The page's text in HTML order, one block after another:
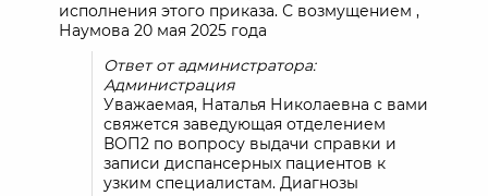
исполнения этого приказа. С возмущением ,
Наумова 20 мая 2025 года
Ответ от администратора:
Администрация
Уважаемая, Наталья Николаевна с вами
свяжется заведующая отделением
ВОП2 по вопросу выдачи справки и
записи диспансерных пациентов к
узким специалистам. Диагнозы